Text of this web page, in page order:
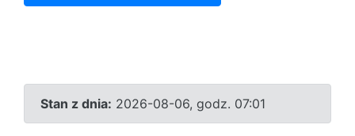
Stan z dnia: 2026-08-06, godz. 07:01